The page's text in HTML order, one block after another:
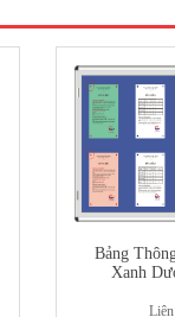
Bảng
Xanh